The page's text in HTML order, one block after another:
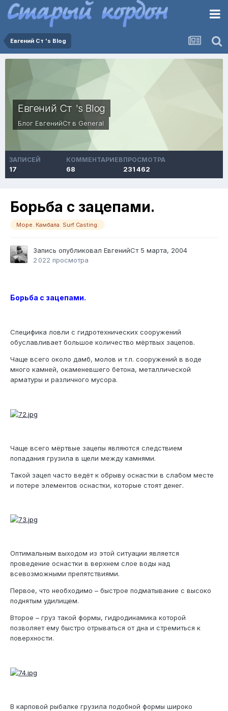
Евгений Ст 's Blog
Евгений Ст 's Blog
Блог ЕвгенийСтв General
ЗАПИСЕЙ
17
КОММЕНТАРИЕВ
68
ПРОСМОТРА
231 462
Борьба с зацепами.
Море. Камбала. Surf Casting.
Запись опубликовал ЕвгенийСт 5 марта, 2004
2 022 просмотра
Борьба с зацепами.
Специфика ловли с гидротехнических сооружений
обуславливает большое количество мёртвых зацепов.
Чаще всего около дамб, молов и т.п. сооружений в воде
много камней, окаменевшего бетона, металлической
арматуры и различного мусора.
Чаще всего мёртвые зацепы являются следствием
попадания грузила в щели между камнями.
Такой зацеп часто ведёт к обрыву оснастки в слабом месте
и потере элементов оснастки, которые стоят денег.
Оптимальным выходом из этой ситуации является
проведение оснастки в верхнем слое воды над
всевозможными препятствиями.
Первое, что необходимо – быстрое подматывание с высоко
поднятым удилищем.
Второе – груз такой формы, гидродинамика которой
позволяет ему быстро отрываться от дна и стремиться к
поверхности.
В карповой рыбалке грузила подобной формы широко